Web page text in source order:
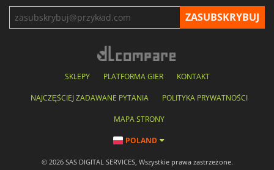
SKLEPY PLATFORMA GIER KONTAKT
NAJCZĘŚCIEJ ZADAWANE PYTANIA POLITYKA PRYWATNOŚCI
MAPA STRONY
POLAND
© 2026 SAS DIGITAL SERVICES, Wszystkie prawa zastrzeżone.